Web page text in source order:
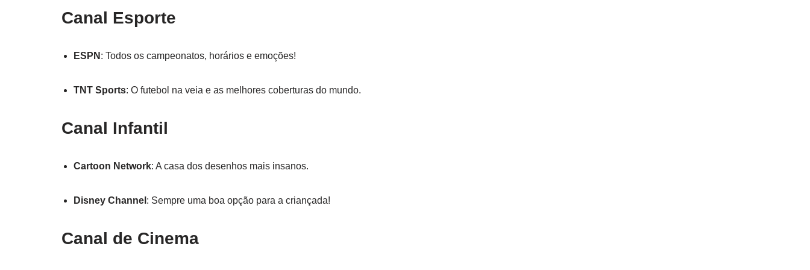
Canal Esporte
ESPN : Todos os campeonatos, horários e emoções!
TNT Sports: O futebol na veia e as melhores coberturas do mundo.
Canal Infantil
Cartoon Network: A casa dos desenhos mais insanos.
Disney Channel : Sempre uma boa opção para a criançada!
Canal de Cinema